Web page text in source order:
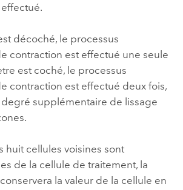
décoché, le processus
contraction est effectué une seule
est coché, le processus
contraction est effectué deux fois,
supplémentaire de lissage
huit cellules voisines sont
de la cellule de traitement, la
la valeur de la cellule en